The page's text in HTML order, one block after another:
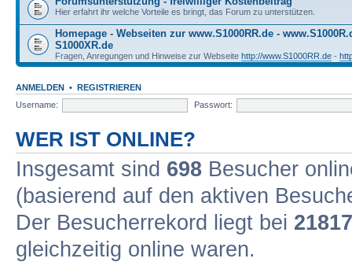
Hier erfahrt ihr welche Vorteile es bringt, das Forum zu unterstützen.
Homepage - Webseiten zur www.S1000RR.de -
S1000XR.de
Fragen, Anregungen und Hinweise zur Webseite http://www.S1000RR.de -
ANMELDEN • REGISTRIEREN
Username:
Passwort:
WER IST ONLINE?
Insgesamt sind 698 Besucher
(basierend auf den aktiven
Der Besucherrekord liegt bei 21817
gleichzeitig online waren.